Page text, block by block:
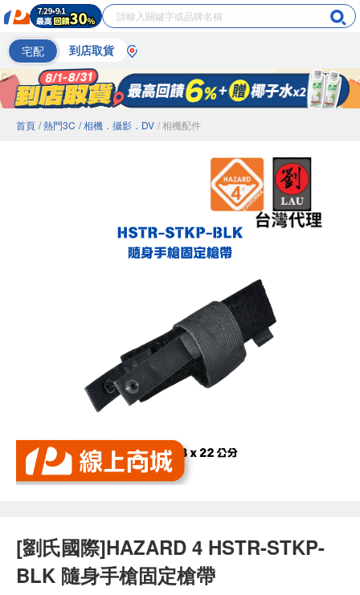
宅配 到店取貨
首頁 / 熱門3C / 相機．攝影．DV / 相機配件
[劉氏國際]HAZARD 4 HSTR-STKP-
BLK 隨身手槍固定槍帶